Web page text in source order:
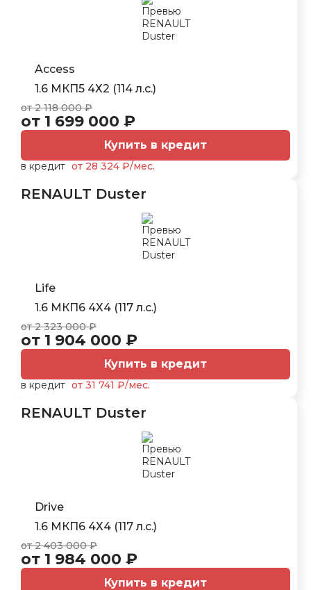
Access
1.6 МКП5 4Х2 (114 л.с.)
от 2 118 000 ₽
от 1 699 000 ₽
Купить в кредит
в кредит от 28 324 ₽/мес.
RENAULT Duster
Life
1.6 МКП6 4Х4 (117 л.с.)
от 2 323 000 ₽
от 1 904 000 ₽
Купить в кредит
в кредит от 31 741 ₽/мес.
RENAULT Duster
Drive
1.6 МКП6 4Х4 (117 л.с.)
от 2 403 000 ₽
от 1 984 000 ₽
Купить в кредит